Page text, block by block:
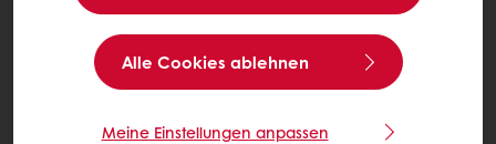
Alle Cookies ablehnen
Meine Einstellungen anpassen